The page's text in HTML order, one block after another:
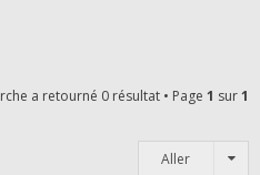
a retourné 0 résultat • Page 1 sur1
Aller